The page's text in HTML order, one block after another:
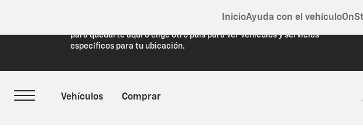
Estás viendo Chevrolet.com (Estados Unidos). Cierra esta ventana
para quedarte aquí o elige otro país para ver vehículos y servicios
específicos para tu ubicación.
InicioAyuda con el vehículo